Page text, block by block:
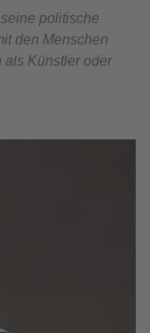
politische
den Menschen
als Künstler oder